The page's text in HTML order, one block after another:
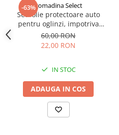
-63%gomadina Select
Set folie protectoare auto
pentru oglinzi, impotriva
apei si aburului, Film
Protect
60,00 RON
22,00 RON
IN STOC
ADAUGA IN COS